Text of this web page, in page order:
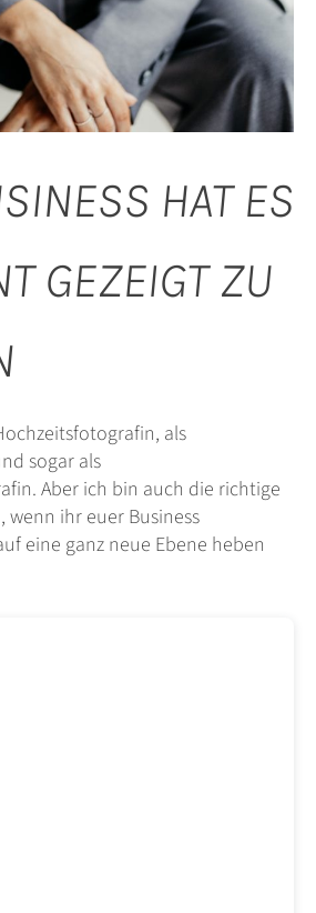
HAT ES
GEZEIGT ZU
als
sogar als
Aber ich bin auch die richtige
ihr euer Business
eine ganz neue Ebene heben